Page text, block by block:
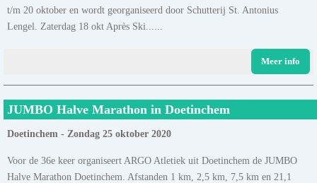
t/m 20 oktober en wordt georganiseerd door Schutterij St. Antonius
Lengel. Zaterdag 18 okt Après Ski......
Meer info
JUMBO Halve Marathon in Doetinchem
Doetinchem - Zondag 25 oktober 2020
Voor de 36e keer organiseert ARGO Atletiek uit Doetinchem de JUMBO
Halve Marathon Doetinchem. Afstanden 1 km, 2,5 km, 7,5 km en 21,1